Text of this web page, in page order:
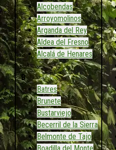
Alcobendas
Arroyomolinos
Arganda del Rey
Aldea del Fresno
Alcalá de Henares
B
Batres
Brunete
Bustarviejo
Becerril de la Sierra
Belmonte de Tajo